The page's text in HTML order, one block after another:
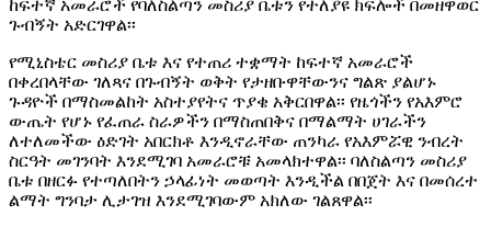
ከፍተኛ አመራሮች የባለስልጣን መስሪያ ቤቱን የተለያዩ ክፍሎች በመዘዋወር
ጉብኝት አድርገዋል፡፡
የሚኒስቴር መስሪያ ቤቱ እና የተጠሪ ተቋማት ከፍተኛ አመራሮች
በቀረበላቸው ገለጻና በጉብኝት ወቅት የታዘቡዋቸውንና ግልጽ ያልሆኑ
ጉዳዮች በማስመልከት አስተያየትና ጥያቄ አቅርበዋል፡፡ የዜጎችን የአእምሮ
ውጤት የሆኑ የፈጠራ ስራዎችን በማስጠበቅና በማልማት ሀገራችን
ለተለመችው ዕድገት አበርክቶ እንዲኖራቸው ጠንካራ የአእምሯዊ ንብረት
ስርዓት መገንባት እንደሚገባ አመራሮቹ አመላክተዋል፡፡ ባለስልጣን መስሪያ
ቤቱ በዘርፉ የተጣለበትን ኃላፊነት መወጣት እንዲችል በበጀት እና በመሰረተ
ልማት ግንባታ ሊታገዝ እንደሚገባውም አክለው ገልጸዋል፡፡